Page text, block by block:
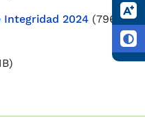
Integridad 2024 (796.48